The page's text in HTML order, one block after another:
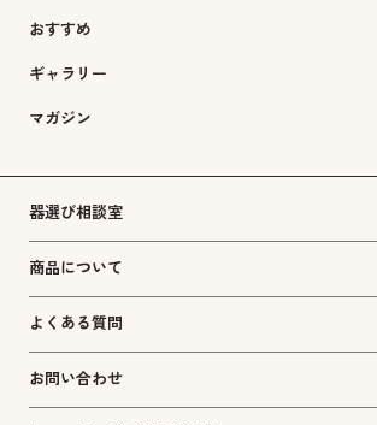
おすすめ
ギャラリー
マガジン
器選び相談室
商品について
よくある質問
お問い合わせ